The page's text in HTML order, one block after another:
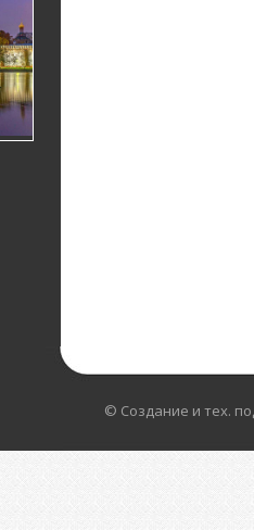
© Создание и тех.